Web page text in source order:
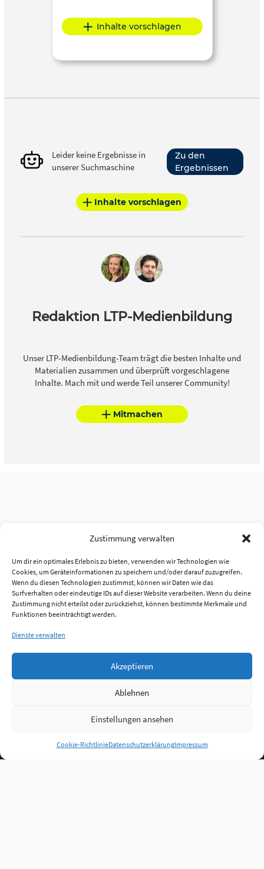
Zustimmung verwalten
Um dir ein optimales Erlebnis zu bieten, verwenden wir Technologien wie
Cookies, um Geräteinformationen zu speichern und/oder darauf zuzugreifen.
Wenn du diesen Technologien zustimmst, können wir Daten wie das
Surfverhalten oder eindeutige IDs auf dieser Website verarbeiten. Wenn du deine
Zustimmung nicht erteilst oder zurückziehst, können bestimmte Merkmale und
Funktionen beeinträchtigt werden.
Dienste verwalten
Akzeptieren
Ablehnen
Einstellungen ansehen
Cookie-RichtlinieDatenschutzerklärungImpressum
Inhalte vorschlagen
Leider keine Ergebnisse in
unserer Suchmaschine
Zu den
Ergebnissen
Inhalte vorschlagen
Redaktion LTP-Medienbildung
Unser LTP-Medienbildung-Team trägt die besten Inhalte und
Materialien zusammen und überprüft vorgeschlagene
Inhalte. Mach mit und werde Teil unserer Community!
Mitmachen
Anmelden
Jobs Partner FAQ Quellen